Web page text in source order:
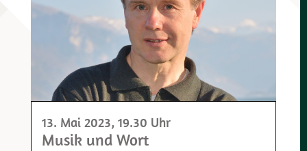
13. Mai 2023, 19.30 Uhr
Musik und Wort